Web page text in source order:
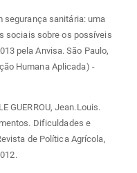
segurança sanitária: uma
sociais sobre os possíveis
pela Anvisa. São Paulo,
Humana Aplicada) -
GUERROU, Jean.Louis.
Dificuldades e
de Política Agrícola,